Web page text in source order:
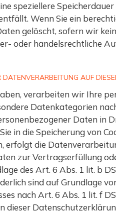
speziellere
Wenn Sie ein
gelöscht, sofern wir
oder handelsrechtliche
AUF
verarbeiten wir Ihre
Datenkategorien
Daten
in die Speicherung von
erfolgt die
zur Vertragserfüllung
des Art. 6 Abs. 1 lit. b
sind auf Grundlage
nach Art. 6 Abs. 1 lit. f
dieser